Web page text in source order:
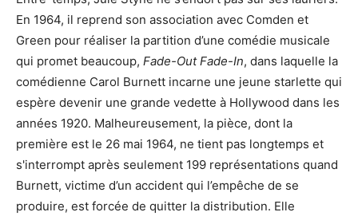
En 1964, il reprend son association avec Comden et
Green pour réaliser la partition d’une comédie musicale
qui promet beaucoup, Fade-Out Fade-In, dans laquelle la
comédienne Carol Burnett incarne une jeune starlette qui
espère devenir une grande vedette à Hollywood dans les
années 1920. Malheureusement, la pièce, dont la
première est le 26 mai 1964, ne tient pas longtemps et
s'interrompt après seulement 199 représentations quand
Burnett, victime d’un accident qui l’empêche de se
produire, est forcée de quitter la distribution. Elle